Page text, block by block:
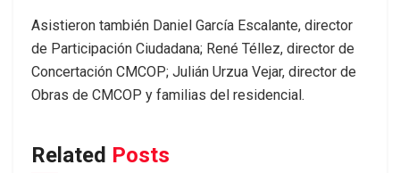
Asistieron también Daniel García Escalante, director
de Participación Ciudadana; René Téllez, director de
Concertación CMCOP; Julián Urzua Vejar, director de
Obras de CMCOP y familias del residencial.
Related Posts